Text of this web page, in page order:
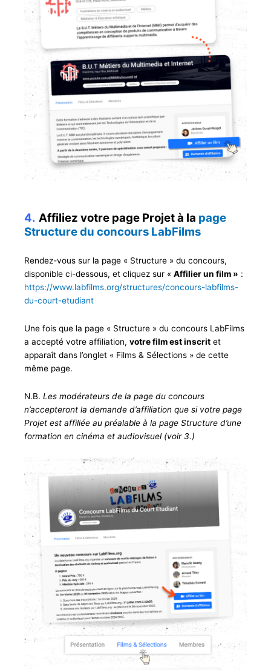
4. Affiliez votre page Projet à la page
Structure du concours LabFilms
Rendez-vous sur la page « Structure » du concours,
disponible ci-dessous, et cliquez sur « Affilier un film » :
https://www.labfilms.org/structures/concours-labfilms-
du-court-etudiant
Une fois que la page « Structure » du concours LabFilms
a accepté votre affiliation, votre film est inscrit et
apparaît dans l’onglet « Films & Sélections » de cette
même page.
N.B. Les modérateurs de la page du concours
n’accepteront la demande d’affiliation que si votre page
Projet est affiliée au préalable à la page Structure d’une
formation en cinéma et audiovisuel (voir 3.)